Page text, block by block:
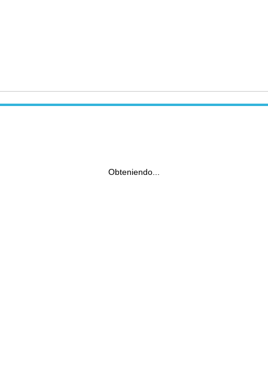
Obteniendo...